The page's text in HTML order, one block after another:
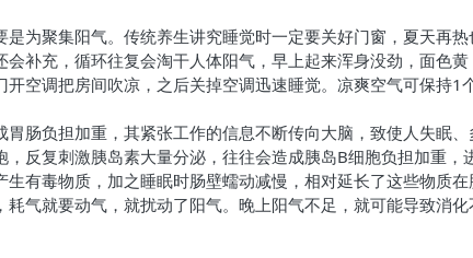
是为聚集阳气。传统养生讲究睡觉时一定要关好门窗，夏天再
补充，循环往复会淘干人体阳气，早上起来浑身没劲，面色黄
空调把房间吹凉，之后关掉空调迅速睡觉。凉爽空气可保持1
肠负担加重，其紧张工作的信息不断传向大脑，致使人失眠、
反复刺激胰岛素大量分泌，往往会造成胰岛B细胞负担加重
有毒物质，加之睡眠时肠壁蠕动减慢，相对延长了这些物质在
耗气就要动气，就扰动了阳气。晚上阳气不足，就可能导致消